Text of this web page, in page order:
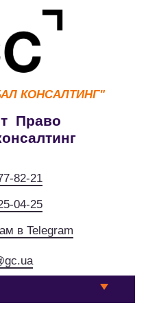
КОНСАЛТИНГ"
Право
82-21
04-25
в Telegram